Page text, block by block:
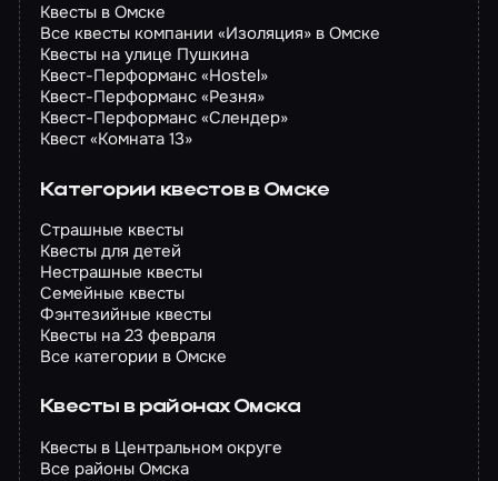
Квесты в Омске
Все квесты компании «Изоляция» в Омске
Квесты на улице Пушкина
Квест-Перформанс «Hostel»
Квест-Перформанс «Резня»
Квест-Перформанс «Слендер»
Квест «Комната 13»
Категории квестов в Омске
Страшные квесты
Квесты для детей
Нестрашные квесты
Семейные квесты
Фэнтезийные квесты
Квесты на 23 февраля
Все категории в Омске
Квесты в районах Омска
Квесты в Центральном округе
Все районы Омска